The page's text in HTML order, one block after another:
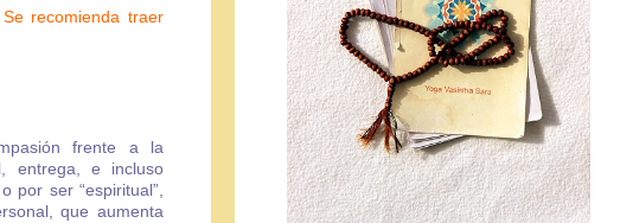
Se recomienda traer
frente a la
entrega, e incluso
por ser “espiritual”,
que aumenta